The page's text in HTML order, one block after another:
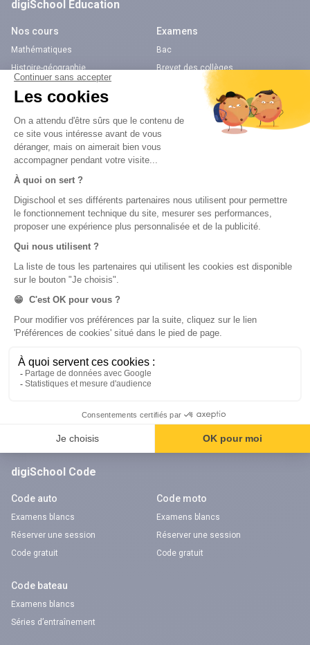
digiSchool Éducation
Nos cours
Mathématiques
Histoire-géographie
SVT
Physique-Chimie
Examens
Bac
Brevet des collèges
Annales
Bac
Nos applications
Application Android Éducation
Nos chaînes youtube
Orientation
Diplômes
Formations
Métiers
Écoles
Nos applications
Application Android Pitangoo
Chaîne Youtube Orientation
digiSchool Code
Code auto
Examens blancs
Réserver une session
Code gratuit
Code moto
Examens blancs
Réserver une session
Code gratuit
Code bateau
Examens blancs
Séries d’entraînement